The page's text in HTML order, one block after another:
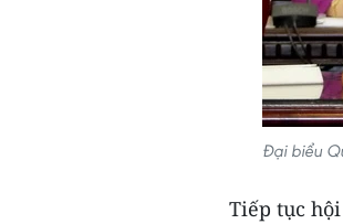
Đại biểu
Tiếp tục